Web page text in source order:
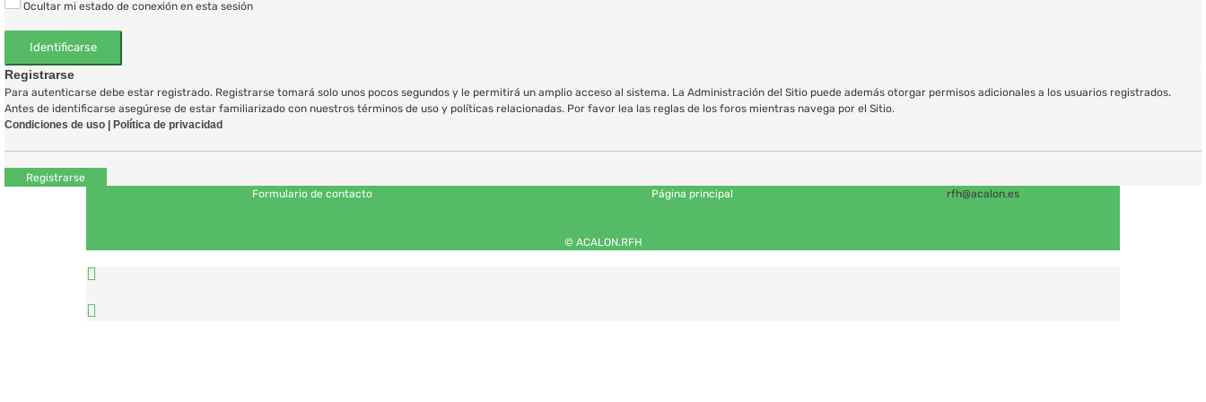
Ocultar mi estado de conexión en esta sesión
Registrarse
Para autenticarse debe estar registrado. Registrarse tomará solo unos pocos segundos y le permitirá un amplio acceso al sistema. La Administración del Sitio puede además otorgar permisos adicionales a los usuarios registrados.
Antes de identificarse asegúrese de estar familiarizado con nuestros términos de uso y políticas relacionadas. Por favor lea las reglas de los foros mientras navega por el Sitio.
Condiciones de uso | Política de privacidad
Registrarse
Formulario de contacto
Página principal rfh@acalon.es
© ACALON.RFH